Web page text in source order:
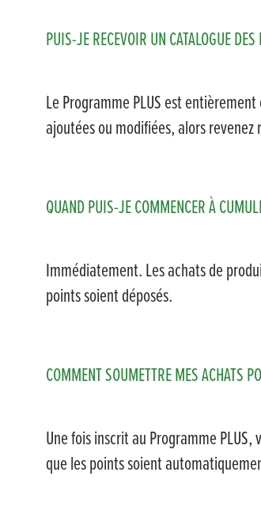
PUIS-JE RECEVOIR UN CATALOGUE
Le Programme PLUS est
ajoutées ou modifiées, alors
QUAND PUIS-JE COMMENCER À
Immédiatement. Les achats de
points soient déposés.
COMMENT SOUMETTRE MES ACHATS
Une fois inscrit au Programme
que les points soient